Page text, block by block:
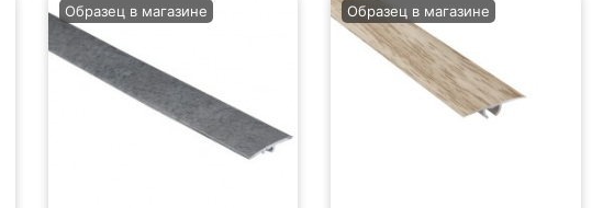
Образец в магазине Образец в магазине